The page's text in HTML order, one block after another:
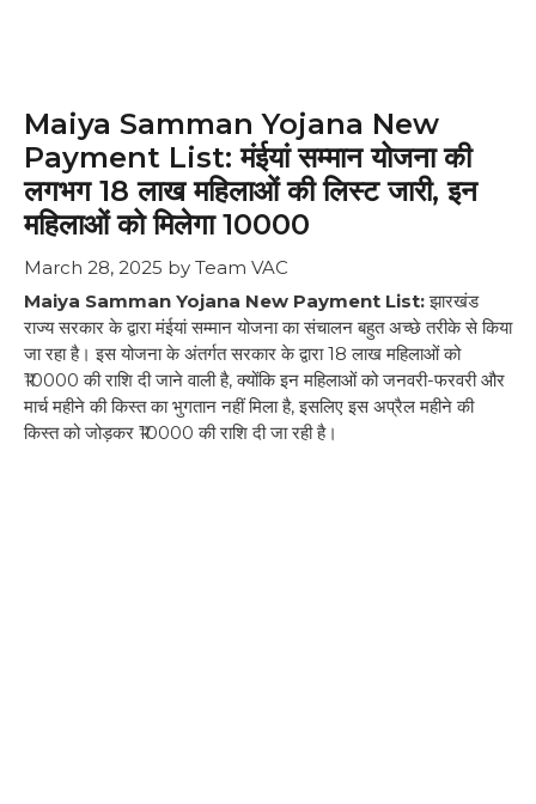
Maiya Samman Yojana New
Payment List: मंईयां सम्मान योजना की
लगभग 18 लाख महिलाओं की लिस्ट जारी, इन
महिलाओं को मिलेगा ₹10000
March 28, 2025 by Team VAC
Maiya Samman Yojana New Payment List:झारखंड
राज्य सरकार के द्वारा मंईयां सम्मान योजना का संचालन बहुत अच्छे तरीके से किया
जा रहा है। इस योजना के अंतर्गत सरकार के द्वारा 18 लाख महिलाओं को
₹10000 की राशि दी जाने वाली है, क्योंकि इन महिलाओं को जनवरी-फरवरी और
मार्च महीने की किस्त का भुगतान नहीं मिला है, इसलिए इस अप्रैल महीने की
किस्त को जोड़कर ₹10000 की राशि दी जा रही है।